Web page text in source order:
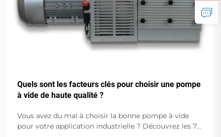
Quels sont les facteurs clés pour choisir une pompe
à vide de haute qualité ?
Vous avez du mal à choisir la bonne pompe à vide
pour votre application industrielle ? Découvrez les 7